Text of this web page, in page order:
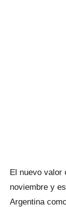
El nuevo valor
noviembre y
Argentina